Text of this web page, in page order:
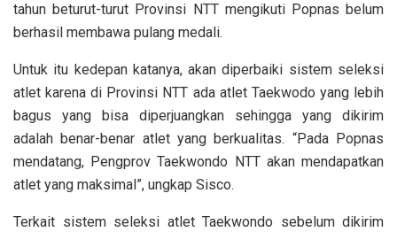
tahun beturut-turut Provinsi NTT mengikuti Popnas belum
berhasil membawa pulang medali.
Untuk itu kedepan katanya, akan diperbaiki sistem seleksi
atlet karena di Provinsi NTT ada atlet Taekwodo yang lebih
bagus yang bisa diperjuangkan sehingga yang dikirim
adalah benar-benar atlet yang berkualitas. “Pada Popnas
mendatang, Pengprov Taekwondo NTT akan mendapatkan
atlet yang maksimal”, ungkap Sisco.
Terkait sistem seleksi atlet Taekwondo sebelum dikirim